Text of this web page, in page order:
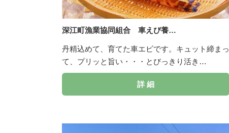
深江町漁業協同組合 車えび養…
丹精込めて、育てた車エビです。キュット締まっ
て、プリッと旨い・・・とびっきり活き…
詳 細